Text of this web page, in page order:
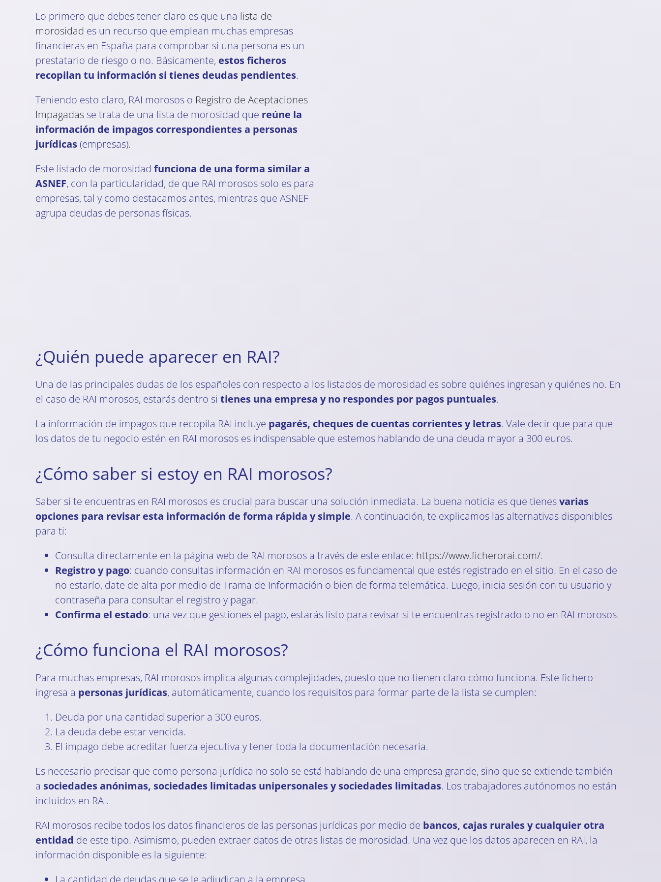
Lo primero que debes tener claro es que una lista de
morosidad es un recurso que emplean muchas empresas
financieras en España para comprobar si una persona es un
prestatario de riesgo o no. Básicamente, estos ficheros
recopilan tu información si tienes deudas pendientes.
Teniendo esto claro, RAI morosos o Registro de Aceptaciones
Impagadasse trata de una lista de morosidad que reúne la
información de impagos correspondientes a personas
jurídicas(empresas).
Este listado de morosidad funciona de una forma similar a
ASNEF, con la particularidad, de que RAI morosos solo es para
empresas, tal y como destacamos antes, mientras que ASNEF
agrupa deudas de personas físicas.
¿Quién puede aparecer en RAI?
Una de las principales dudas de los españoles con respecto a los listados de morosidad es sobre quiénes ingresan y quiénes no. En
el caso de RAI morosos, estarás dentro si tienes una empresa y no respondes por pagos puntuales.
La información de impagos que recopila RAI incluye pagarés, cheques de cuentas corrientes y letras. Vale decir que para que
los datos de tu negocio estén en RAI morosos es indispensable que estemos hablando de una deuda mayor a 300 euros.
¿Cómo saber si estoy en RAI morosos?
Saber si te encuentras en RAI morosos es crucial para buscar una solución inmediata. La buena noticia es que tienesvarias
opciones para revisar esta información de forma rápida y simple. A continuación, te explicamos las alternativas disponibles
para ti:
Consulta directamente en la página web de RAI morosos a través de este enlace: https://www.ficherorai.com/.
Registro y pago: cuando consultas información en RAI morosos es fundamental que estés registrado en el sitio. En el caso de
no estarlo, date de alta por medio de Trama de Información o bien de forma telemática. Luego, inicia sesión con tu usuario y
contraseña para consultar el registro y pagar.
Confirma el estado: una vez que gestiones el pago, estarás listo para revisar si te encuentras registrado o no en RAI morosos.
¿Cómo funciona el RAI morosos?
Para muchas empresas, RAI morosos implica algunas complejidades, puesto que no tienen claro cómo funciona. Este fichero
ingresa a personas jurídicas, automáticamente, cuando los requisitos para formar parte de la lista se cumplen:
Deuda por una cantidad superior a 300 euros.
La deuda debe estar vencida.
El impago debe acreditar fuerza ejecutiva y tener toda la documentación necesaria.
Es necesario precisar que como persona jurídica no solo se está hablando de una empresa grande, sino que se extiende también
a sociedades anónimas, sociedades limitadas unipersonales y sociedades limitadas. Los trabajadores autónomos no están
incluidos en RAI.
RAI morosos recibe todos los datos financieros de las personas jurídicas por medio de bancos, cajas rurales y cualquier otra
entidad de este tipo. Asimismo, pueden extraer datos de otras listas de morosidad. Una vez que los datos aparecen en RAI, la
información disponible es la siguiente: